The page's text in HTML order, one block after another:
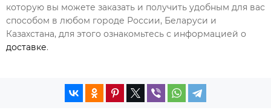
которую вы можете заказать и получить удобным для вас
способом в любом городе России, Беларуси и
Казахстана, для этого ознакомьтесь с информацией о
доставке.